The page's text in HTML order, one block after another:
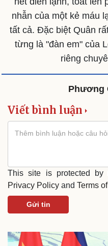
Sân khấu - Điện ảnh
Văn học
Âm nhạc
nhẫn của một kẻ máu
tất cả. Đặc biệt Quân
từng là "đàn em" của
riêng
Phương
Viết bình luận
This site is protected by
Privacy Policy and Terms
Gửi tin